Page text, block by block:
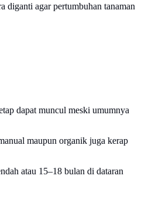
diganti agar pertumbuhan tanaman
dapat muncul meski umumnya
maupun organik juga kerap
atau 15–18 bulan di dataran